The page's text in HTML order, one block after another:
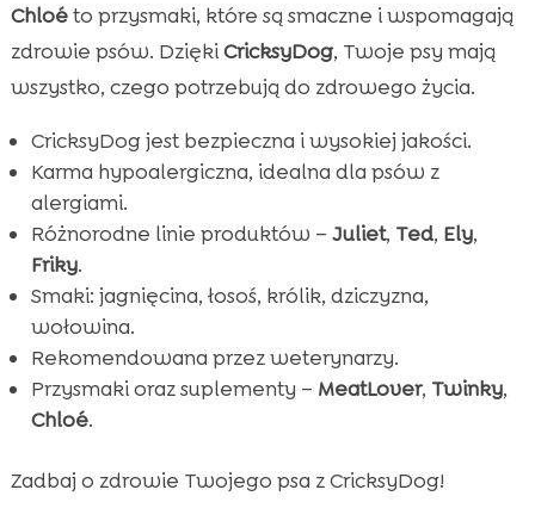
Chloéto przysmaki, które są smaczne i wspomagają
zdrowie psów. DziękiCricksyDog, Twoje psy mają
wszystko, czego potrzebują do zdrowego życia.
CricksyDog jest bezpieczna i wysokiej jakości.
Karma hypoalergiczna, idealna dla psów z
alergiami.
Różnorodne linie produktów – Juliet, Ted, Ely,
Friky.
Smaki: jagnięcina, łosoś, królik, dziczyzna,
wołowina.
Rekomendowana przez weterynarzy.
Przysmaki oraz suplementy – MeatLover, Twinky,
Chloé.
Zadbaj o zdrowie Twojego psa z CricksyDog!